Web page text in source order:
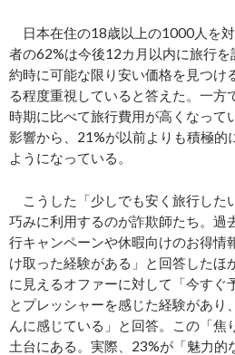
日本在住の18歳以上の1000人を
者の62%は今後12カ月以内に旅行
約時に可能な限り安い価格を見つけ
る程度重視していると答えた。一方
時期に比べて旅行費用が高くなって
影響から、21%が以前よりも積極的
ようになっている。
こうした「少しでも安く旅行した
巧みに利用するのが詐欺師たち。過
行キャンペーンや休暇向けのお得情
け取った経験がある」と回答したほ
に見えるオファーに対して「今すぐ
とプレッシャーを感じた経験があり
んに感じている」と回答。この「焦
土台にある。実際、23%が「魅力的